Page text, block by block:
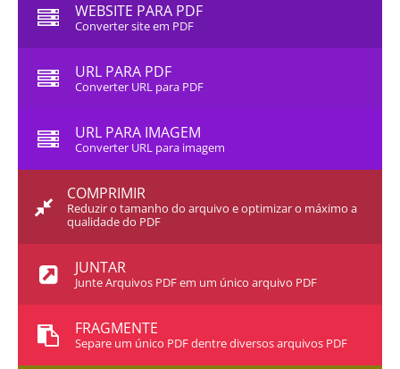
WEBSITE PARA PDF
Converter site em PDF
URL PARA PDF
Converter URL para PDF
URL PARA IMAGEM
Converter URL para imagem
COMPRIMIR
Reduzir o tamanho do arquivo e optimizar o máximo a
qualidade do PDF
JUNTAR
Junte Arquivos PDF em um único arquivo PDF
FRAGMENTE
Separe um único PDF dentre diversos arquivos PDF